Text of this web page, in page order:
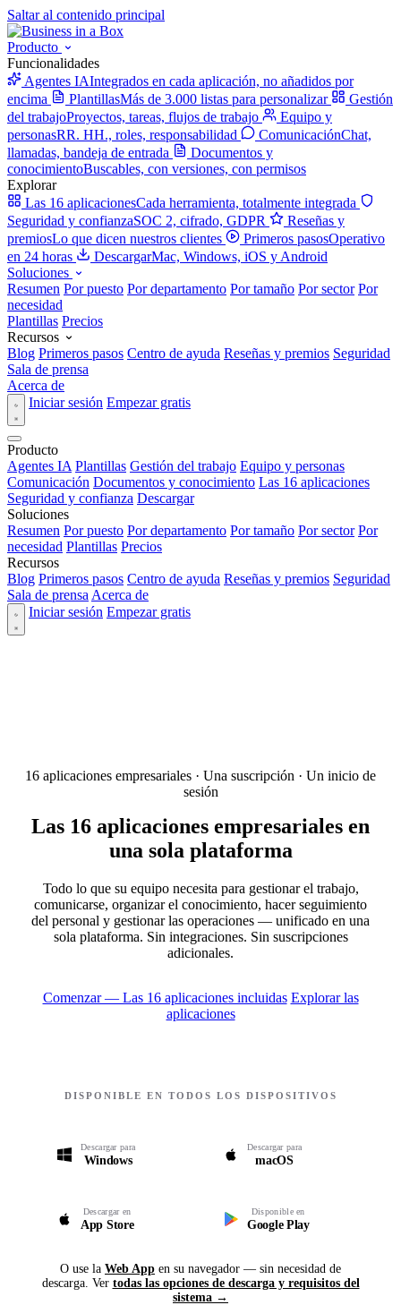
Saltar al contenido principal
Producto
Funcionalidades
Agentes IAIntegrados en cada aplicación, no añadidos por
encima
PlantillasMás de 3.000 listas para personalizar
Gestión
del trabajoProyectos, tareas, flujos de trabajo
Equipo y
personasRR. HH., roles, responsabilidad ComunicaciónChat,
llamadas, bandeja de entrada
Documentos y
conocimientoBuscables, con versiones, con permisos
Explorar
Las 16 aplicacionesCada herramienta, totalmente integrada
Seguridad y confianzaSOC 2, cifrado, GDPR
Reseñas y
premiosLo que dicen nuestros clientes Primeros pasosOperativo
en 24 horas
DescargarMac, Windows, iOS y Android
Soluciones
Resumen Por puesto Por departamento Por tamaño Por sector Por
necesidad
Plantillas Precios
Recursos
Blog Primeros pasos Centro de ayuda Reseñas y premios Seguridad
Sala de prensa
Acerca de
Iniciar sesión Empezar gratis
Producto
Agentes IA Plantillas Gestión del trabajo Equipo y personas
Comunicación Documentos y conocimiento Las 16 aplicaciones
Seguridad y confianza Descargar
Soluciones
Resumen Por puesto Por departamento Por tamaño Por sector Por
necesidad Plantillas Precios
Recursos
Blog Primeros pasos Centro de ayuda Reseñas y premios Seguridad
Sala de prensa Acerca de
Iniciar sesión Empezar gratis
16 aplicaciones empresariales · Una suscripción · Un inicio de
sesión
Las 16 aplicaciones empresariales en
una sola plataforma
Todo lo que su equipo necesita para gestionar el trabajo,
comunicarse, organizar el conocimiento, hacer seguimiento
del personal y gestionar las operaciones — unificado en una
sola plataforma. Sin integraciones. Sin suscripciones
adicionales.
Comenzar — Las 16 aplicaciones incluidas Explorar las
aplicaciones
DISPONIBLE EN TODOS LOS DISPOSITIVOS
Descargar para
Windows
Descargar para
macOS
Descargar en
App Store
Disponible en
Google Play
O use la Web App en su navegador — sin necesidad de
descarga. Ver todas las opciones de descarga y requisitos del
sistema →